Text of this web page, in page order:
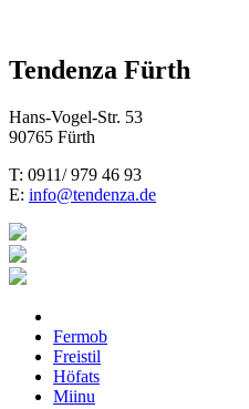
Tendenza Fürth
Hans-Vogel-Str. 53
90765 Fürth
T: 0911/ 979 46 93
E: info@tendenza.de
Fermob
Freistil
Höfats
Miinu